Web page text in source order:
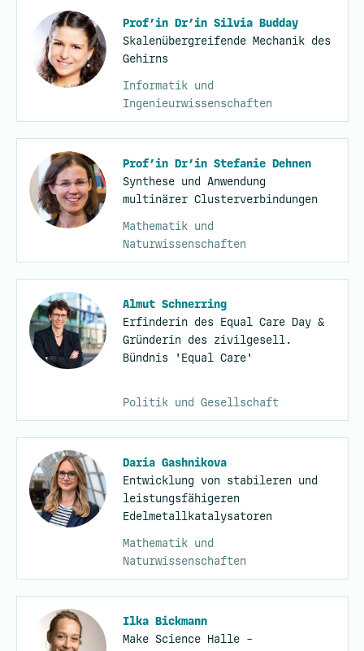
Prof’in Dr’in Silvia Budday
Skalenübergreifende Mechanik des
Gehirns
Informatik und
Ingenieurwissenschaften
Prof’in Dr’in Stefanie Dehnen
Synthese und Anwendung
multinärer Clusterverbindungen
Mathematik und
Naturwissenschaften
Almut Schnerring
Erfinderin des Equal Care Day &
Gründerin des zivilgesell.
Bündnis 'Equal Care'
Politik und Gesellschaft
Daria Gashnikova
Entwicklung von stabileren und
leistungsfähigeren
Edelmetallkatalysatoren
Mathematik und
Naturwissenschaften
Ilka Bickmann
Make Science Halle -